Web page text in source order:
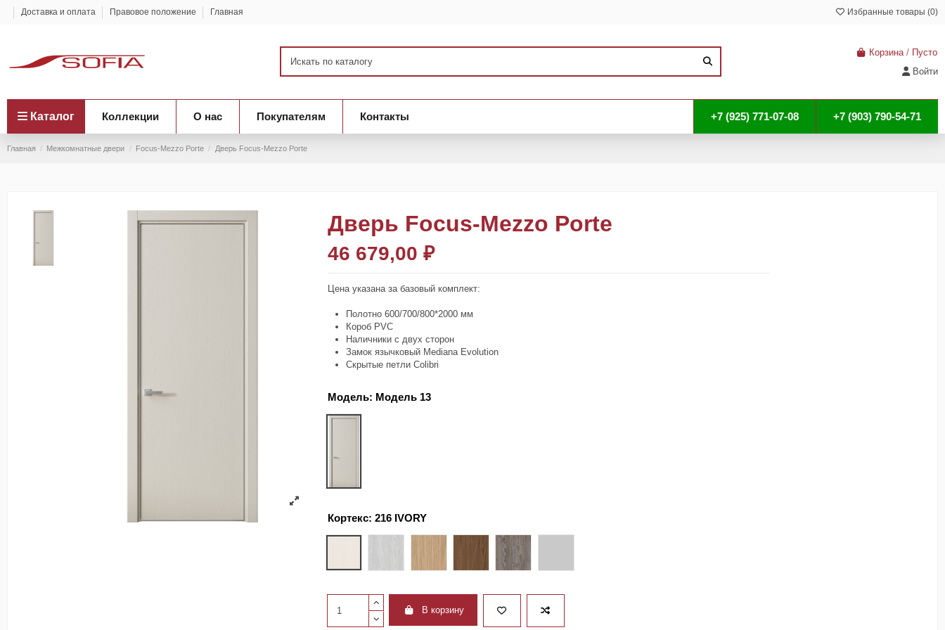
Доставка и оплата Правовое положение Главная Избранные товары (0)
Корзина / Пусто
Войти
Каталог Коллекции О нас Покупателям Контакты +7 (903) 790-54-71
+7 (925) 771-07-08
Главная Межкомнатные двери Focus-Mezzo Porte Дверь Focus-Mezzo Porte
Дверь Focus-Mezzo Porte
46 679,00 ₽
Цена указана за базовый комплект:
Полотно 600/700/800*2000 мм
Короб PVC
Наличники с двух сторон
Замок язычковый Mediana Evolution
Скрытые петли Colibri
Модель: Модель 13
Модель 13
Кортекс: 216 IVORY
220 САТИНОВЫЙ ЯСЕНЬ
221 ШЕЛКОВЫЙ ДУБ
222 ПЕКАН223 СКАЛИСТЫЙ ДУБ
В корзину